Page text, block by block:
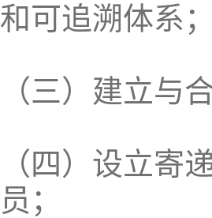
和可追溯体系；
（三）建立与
（四）设立寄
员；